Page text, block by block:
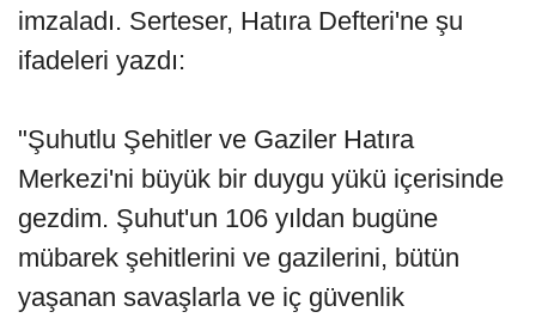
imzaladı. Serteser, Hatıra Defteri'ne şu
ifadeleri yazdı:
"Şuhutlu Şehitler ve Gaziler Hatıra
Merkezi'ni büyük bir duygu yükü içerisinde
gezdim. Şuhut'un 106 yıldan bugüne
mübarek şehitlerini ve gazilerini, bütün
yaşanan savaşlarla ve iç güvenlik